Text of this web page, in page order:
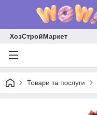
ХозСтройМаркет
Товари та послуги